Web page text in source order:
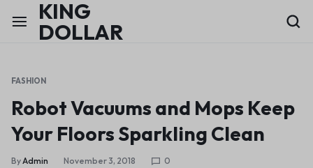
KING
DOLLAR
FASHION
Robot Vacuums and Mops Keep
Your Floors Sparkling Clean
ByAdmin November 3, 2018 0